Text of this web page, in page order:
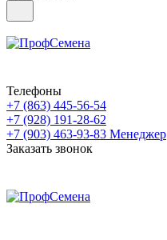
Телефоны
+7 (863) 445-56-54
+7 (928) 191-28-62
+7 (903) 463-93-83 Менеджер
Заказать звонок